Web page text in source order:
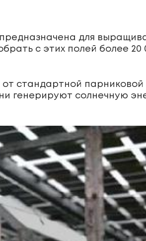
для
с этих полей более 20
стандартной парниковой
генерируют солнечную